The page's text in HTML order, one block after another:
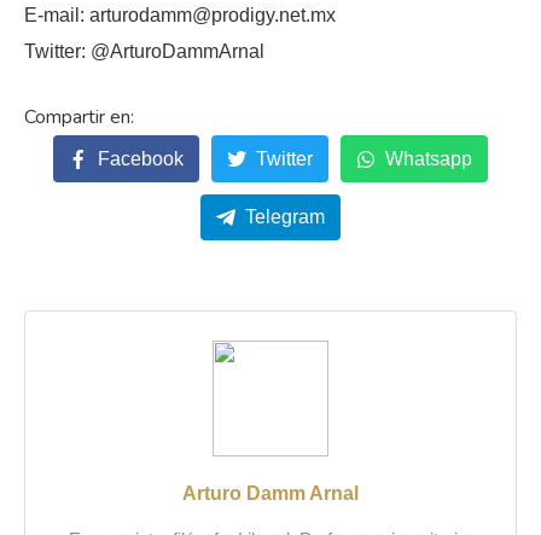
E-mail: arturodamm@prodigy.net.mx
Twitter: @ArturoDammArnal
Facebook Twitter Whatsapp
Telegram
Arturo Damm Arnal